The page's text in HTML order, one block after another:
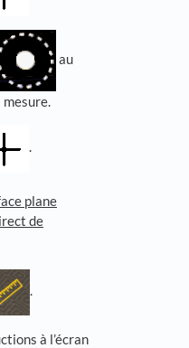
au
mesure.
.
plane
de
.
à l’écran